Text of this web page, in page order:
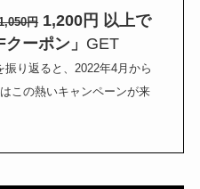
円1,200円 以上で
ーポン」 GET
振り返ると、2022年4月から
この熱いキャンペーンが来